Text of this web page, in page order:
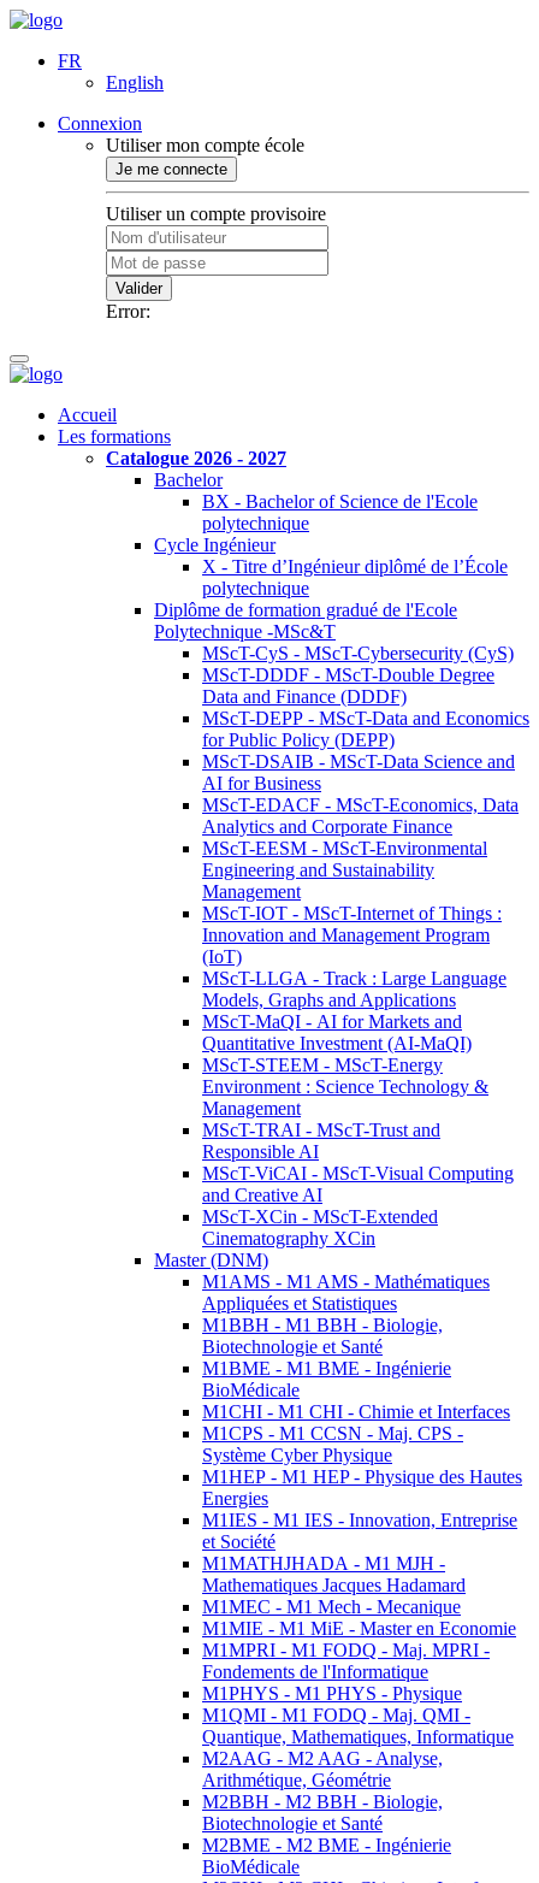
FR
English
Connexion
Utiliser mon compte école
Je me connecte
Utiliser un compte provisoire
Valider
Error:
Accueil
Les formations
Catalogue 2026 - 2027
Bachelor
BX - Bachelor of Science de l'Ecole
polytechnique
Cycle Ingénieur
X - Titre d’Ingénieur diplômé de l’École
polytechnique
Diplôme de formation gradué de l'Ecole
Polytechnique -MSc&T
MScT-CyS - MScT-Cybersecurity (CyS)
MScT-DDDF - MScT-Double Degree
Data and Finance (DDDF)
MScT-DEPP - MScT-Data and Economics
for Public Policy (DEPP)
MScT-DSAIB - MScT-Data Science and
AI for Business
MScT-EDACF - MScT-Economics, Data
Analytics and Corporate Finance
MScT-EESM - MScT-Environmental
Engineering and Sustainability
Management
MScT-IOT - MScT-Internet of Things :
Innovation and Management Program
(IoT)
MScT-LLGA - Track : Large Language
Models, Graphs and Applications
MScT-MaQI - AI for Markets and
Quantitative Investment (AI-MaQI)
MScT-STEEM - MScT-Energy
Environment : Science Technology &
Management
MScT-TRAI - MScT-Trust and
Responsible AI
MScT-ViCAI - MScT-Visual Computing
and Creative AI
MScT-XCin - MScT-Extended
Cinematography XCin
Master (DNM)
M1AMS - M1 AMS - Mathématiques
Appliquées et Statistiques
M1BBH - M1 BBH - Biologie,
Biotechnologie et Santé
M1BME - M1 BME - Ingénierie
BioMédicale
M1CHI - M1 CHI - Chimie et Interfaces
M1CPS - M1 CCSN - Maj. CPS -
Système Cyber Physique
M1HEP - M1 HEP - Physique des Hautes
Energies
M1IES - M1 IES - Innovation, Entreprise
et Société
M1MATHJHADA - M1 MJH -
Mathematiques Jacques Hadamard
M1MEC - M1 Mech - Mecanique
M1MIE - M1 MiE - Master en Economie
M1MPRI - M1 FODQ - Maj. MPRI -
Fondements de l'Informatique
M1PHYS - M1 PHYS - Physique
M1QMI - M1 FODQ - Maj. QMI -
Quantique, Mathematiques, Informatique
M2AAG - M2 AAG - Analyse,
Arithmétique, Géométrie
M2BBH - M2 BBH - Biologie,
Biotechnologie et Santé
M2BME - M2 BME - Ingénierie
BioMédicale